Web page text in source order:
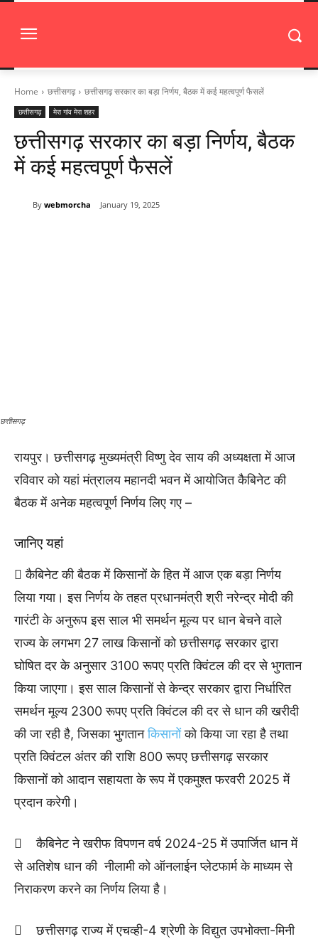
Home छत्तीसगढ़ छत्तीसगढ़ सरकार का बड़ा निर्णय, बैठक में कई महत्वपूर्ण फैसलें
छत्तीसगढ़ मेरा गांव मेरा शहर
छत्तीसगढ़ सरकार का बड़ा निर्णय, बैठक
में कई महत्वपूर्ण फैसलें
By webmorcha January 19, 2025
छत्तीसगढ़
रायपुर। छत्तीसगढ़ मुख्यमंत्री विष्णु देव साय की अध्यक्षता में आज
रविवार को यहां मंत्रालय महानदी भवन में आयोजित कैबिनेट की
बैठक में अनेक महत्वपूर्ण निर्णय लिए गए –
जानिए यहां
 कैबिनेट की बैठक में किसानों के हित में आज एक बड़ा निर्णय
लिया गया। इस निर्णय के तहत प्रधानमंत्री श्री नरेन्द्र मोदी की
गारंटी के अनुरूप इस साल भी समर्थन मूल्य पर धान बेचने वाले
राज्य के लगभग 27 लाख किसानों को छत्तीसगढ़ सरकार द्वारा
घोषित दर के अनुसार 3100 रूपए प्रति क्विंटल की दर से भुगतान
किया जाएगा। इस साल किसानों से केन्द्र सरकार द्वारा निर्धारित
समर्थन मूल्य 2300 रूपए प्रति क्विंटल की दर से धान की खरीदी
की जा रही है, जिसका भुगतानकिसानोंको किया जा रहा है तथा
प्रति क्विंटल अंतर की राशि 800 रूपए छत्तीसगढ़ सरकार
किसानों को आदान सहायता के रूप में एकमुश्त फरवरी 2025 में
प्रदान करेगी।
 कैबिनेट ने खरीफ विपणन वर्ष 2024-25 में उपार्जित धान में
से अतिशेष धान की नीलामी को ऑनलाईन प्लेटफार्म के माध्यम से
निराकरण करने का निर्णय लिया है।
 छत्तीसगढ़ राज्य में एचव्ही-4 श्रेणी के विद्युत उपभोक्ता-मिनी